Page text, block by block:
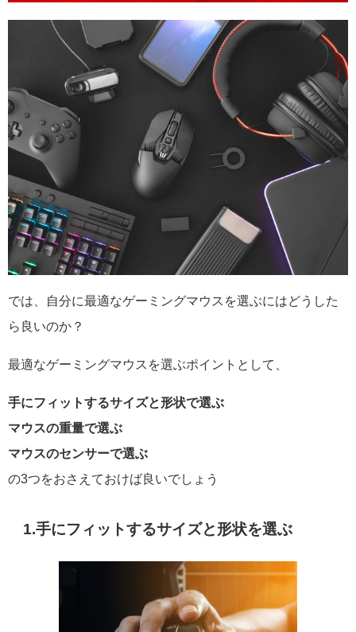
では、自分に最適なゲーミングマウスを選ぶにはどうした
ら良いのか？
最適なゲーミングマウスを選ぶポイントとして、
手にフィットするサイズと形状で選ぶ
マウスの重量で選ぶ
マウスのセンサーで選ぶ
の3つをおさえておけば良いでしょう
1.手にフィットするサイズと形状を選ぶ